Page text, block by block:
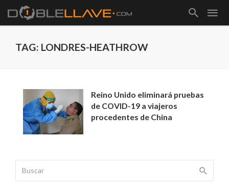
TAG: LONDRES-HEATHROW
Reino Unido eliminará pruebas
de COVID-19 a viajeros
procedentes de China